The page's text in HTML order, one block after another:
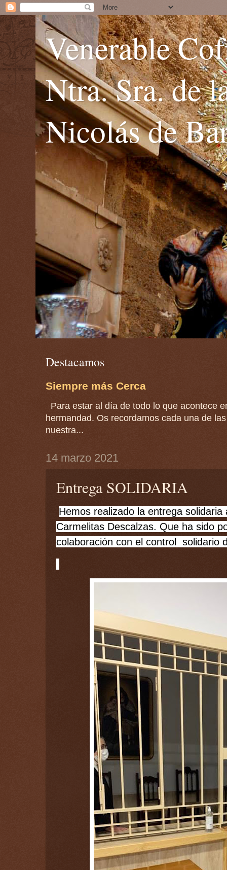
Venerable
Ntra. Sra. de
Nicolás de
Destacamos
Siempre más Cerca
Para estar al día de todo lo que acontece
hermandad. Os recordamos cada una de
nuestra...
14 marzo 2021
Entrega SOLIDARIA
Hemos realizado la entrega solidaria
Carmelitas Descalzas. Que ha sido
colaboración con el control  solidario